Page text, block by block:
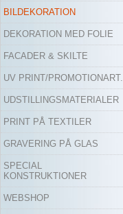
BILDEKORATION
DEKORATION MED FOLIE
FACADER & SKILTE
UV PRINT/PROMOTIONART.
UDSTILLINGSMATERIALER
PRINT PÅ TEXTILER
GRAVERING PÅ GLAS
SPECIAL
KONSTRUKTIONER
WEBSHOP